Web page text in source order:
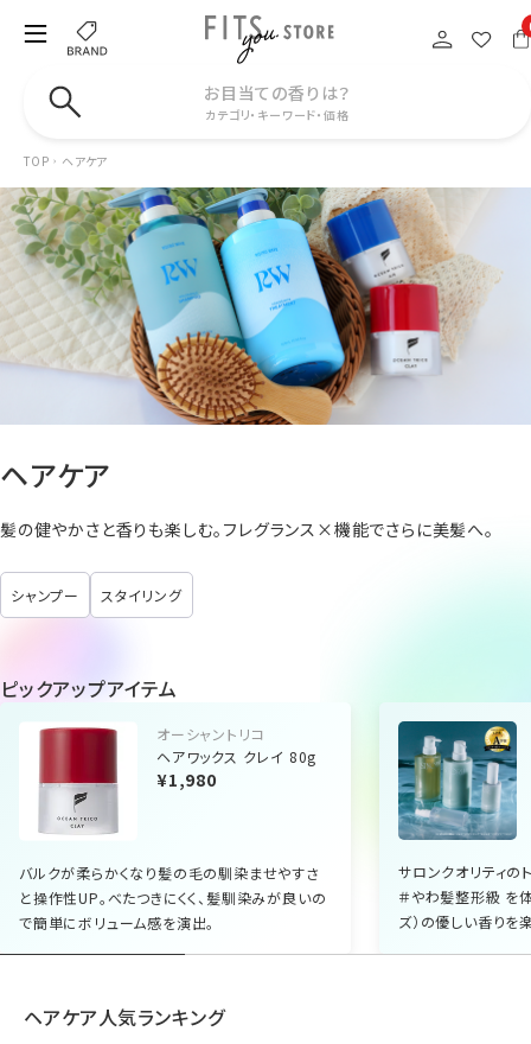
お目当ての香りは？
カテゴリ・キーワード・価格
TOP ヘアケア
ヘアケア
髪の健やかさと香りも楽しむ。フレグランス×機能でさらに美髪へ。
シャンプー スタイリング
ピックアップアイテム
オーシャントリコ
ヘアワックス クレイ 80g
¥1,980
バルクが柔らかくなり髪の毛の馴染ませやすさ
と操作性UP。べたつきにくく、髪馴染みが良いの
で簡単にボリューム感を演出。
サロンクオリティの
＃やわ髪整形級 を
ズ）の優しい香りを
ヘアケア人気ランキング